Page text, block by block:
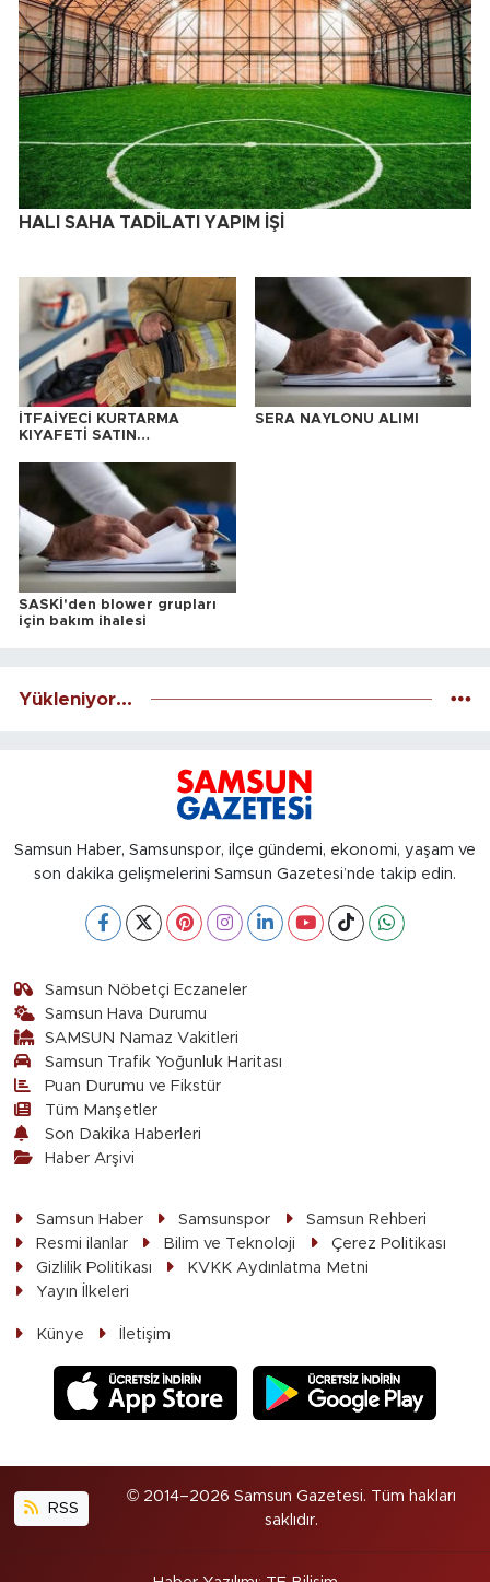
HALI SAHA TADİLATI YAPIM İŞİ
İTFAİYECİ KURTARMA
KIYAFETİ SATIN
SERA NAYLONU ALIMI
SASKİ'den blower grupları
için bakım ihalesi
Yükleniyor...
Samsun Haber, Samsunspor, ilçe gündemi, ekonomi, yaşam ve
son dakika gelişmelerini Samsun Gazetesi’nde takip edin.
Samsun Nöbetçi Eczaneler
Samsun Hava Durumu
SAMSUN Namaz Vakitleri
Samsun Trafik Yoğunluk Haritası
Puan Durumu ve Fikstür
Tüm Manşetler
Son Dakika Haberleri
Haber Arşivi
Samsun Haber Samsunspor
Samsun Rehberi
Resmi ilanlar
Bilim ve Teknoloji
Çerez Politikası
Gizlilik Politikası
KVKK Aydınlatma Metni
Yayın İlkeleri
Künye İletişim
RSS
© 2014–2026 Samsun Gazetesi. Tüm hakları
saklıdır.